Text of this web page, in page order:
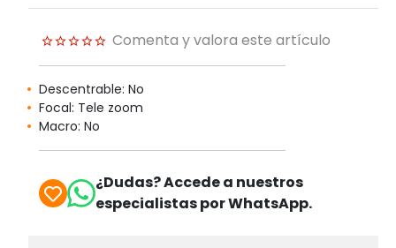
Comenta y valora este artículo
Descentrable: No
Focal: Tele zoom
Macro: No
¿Dudas? Accede a nuestros
especialistas por WhatsApp.